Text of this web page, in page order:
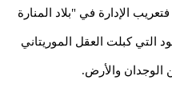
الإدارة في "بلاد المنارة
التي كبلت العقل الموريتاني
الوجدان والأرض.